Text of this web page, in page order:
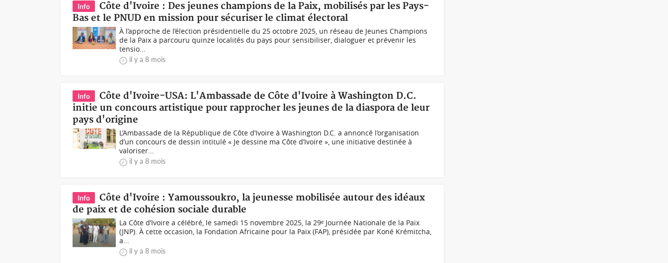
Info
Côte d'Ivoire : Des jeunes champions de la Paix, mobilisés par les Pays-
Bas et le PNUD en mission pour sécuriser le climat électoral
À l’approche de l’élection présidentielle du 25 octobre 2025, un réseau de Jeunes Champions
de la Paix a parcouru quinze localités du pays pour sensibiliser, dialoguer et prévenir les
tensio...
il y a 8 mois
Info
Côte d'Ivoire-USA: L'Ambassade de Côte d'Ivoire à Washington D.C.
initie un concours artistique pour rapprocher les jeunes de la diaspora de leur
pays d'origine
L’Ambassade de la République de Côte d’Ivoire à Washington D.C. a annoncé l’organisation
d’un concours de dessin intitulé « Je dessine ma Côte d’Ivoire », une initiative destinée à
valoriser...
il y a 8 mois
Info
Côte d'Ivoire : Yamoussoukro, la jeunesse mobilisée autour des idéaux
de paix et de cohésion sociale durable
La Côte d’Ivoire a célébré, le samedi 15 novembre 2025, la 29ᵉ Journée Nationale de la Paix
(JNP). À cette occasion, la Fondation Africaine pour la Paix (FAP), présidée par Koné Krémitcha,
a...
il y a 8 mois